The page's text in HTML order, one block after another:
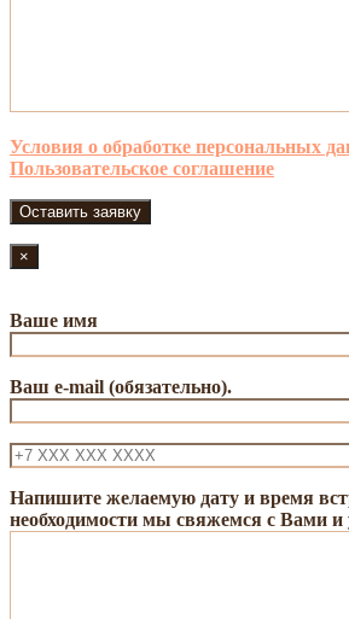
Условия о обработке персональных
Пользовательское соглашение
×
Ваше имя
Ваш e-mail (обязательно).
Напишите желаемую дату и время
необходимости мы свяжемся с Вами и